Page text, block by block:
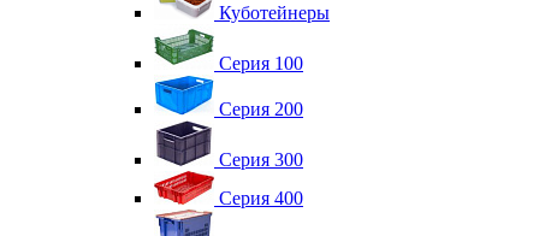
Куботейнеры
Серия 100
Серия 200
Серия 300
Серия 400